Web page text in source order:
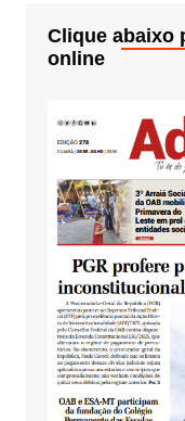
Clique abaixo
online